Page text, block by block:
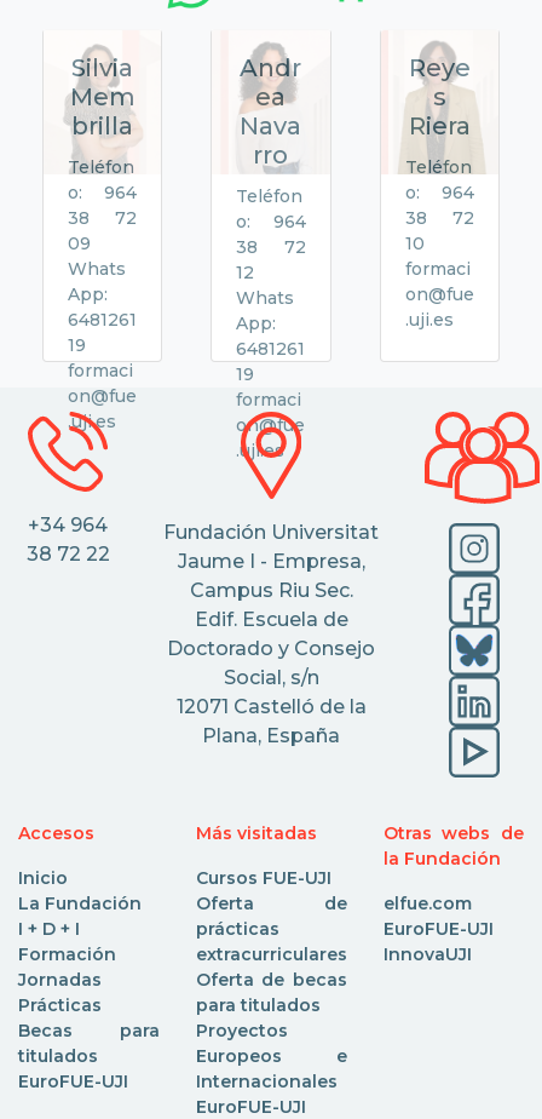
Silvia
Mem
brilla
Teléfon
o: 964
38 72
09
Whats
App:
6481261
19
formaci
on@fue
.uji.es
Andr
ea
Nava
rro
Teléfon
o: 964
38 72
12
Whats
App:
6481261
19
formaci
on@fue
.uji.es
Reye
s
Riera
Teléfon
o: 964
38 72
10
formaci
on@fue
.uji.es
+34 964
38 72 22
Fundación Universitat
Jaume I - Empresa,
Campus Riu Sec.
Edif. Escuela de
Doctorado y Consejo
Social, s/n
12071 Castelló de la
Plana, España
Accesos
Inicio
La Fundación
I + D + I
Formación
Jornadas
Prácticas
Becas para
titulados
EuroFUE-UJI
Más visitadas
Cursos FUE-UJI
Oferta de
prácticas
extracurriculares
Oferta de becas
para titulados
Proyectos
Europeos e
Internacionales
EuroFUE-UJI
Otras webs de
la Fundación
elfue.com
EuroFUE-UJI
InnovaUJI